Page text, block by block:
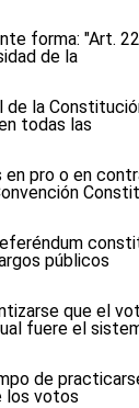
forma: "Art.
de la
la
todas las
pro o en
públicos
que el
fuere el
de
los votos